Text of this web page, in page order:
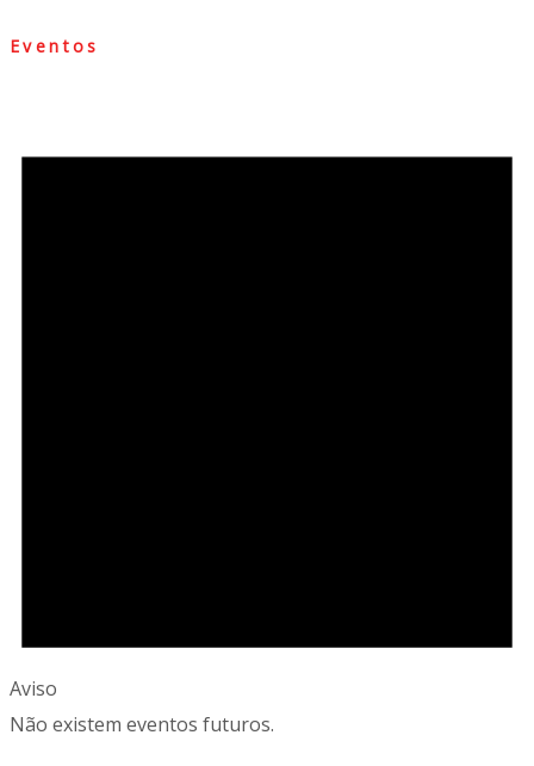
Eventos
Aviso
Não existem eventos futuros.